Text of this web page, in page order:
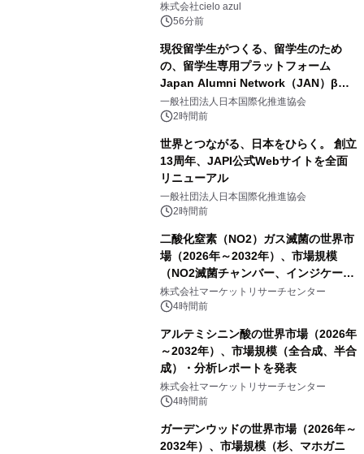
株式会社cielo azul
56分前
現役留学生がつくる、留学生のため
の、留学生専用プラットフォーム
Japan Alumni Network（JAN）β版
をリリース
一般社団法人日本国際化推進協会
2時間前
世界とつながる、日本をひらく。 創立
13周年、JAPI公式Webサイトを全面
リニューアル
一般社団法人日本国際化推進協会
2時間前
二酸化窒素（NO2）ガス滅菌の世界市
場（2026年～2032年）、市場規模
（NO2滅菌チャンバー、インジケータ
ーおよびモニタリングシステム、その
他）・分析レポートを発表
株式会社マーケットリサーチセンター
4時間前
アルテミシニン酸の世界市場（2026年
～2032年）、市場規模（全合成、半合
成）・分析レポートを発表
株式会社マーケットリサーチセンター
4時間前
ガーデンウッドの世界市場（2026年～
2032年）、市場規模（杉、マホガニ